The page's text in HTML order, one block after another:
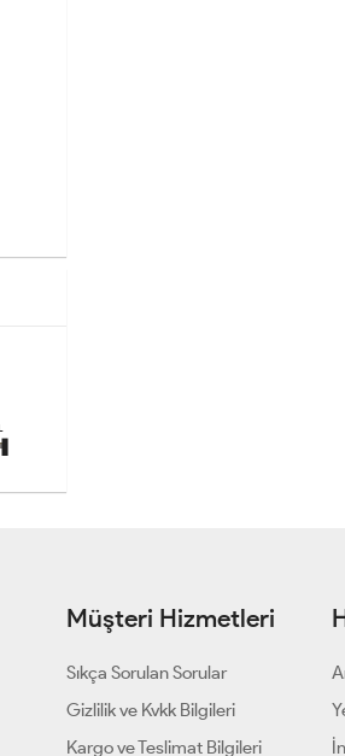
Müşteri Hizmetleri
Sıkça Sorulan Sorular
Gizlilik ve Kvkk Bilgileri
Kargo ve Teslimat Bilgileri